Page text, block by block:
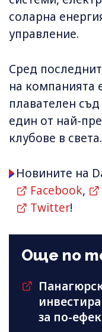
соларна
управление.
Сред
на компанията
плавателен
един от най-
клубове в света.
Новините на
Facebook,
Twitter!
Още по
за по-